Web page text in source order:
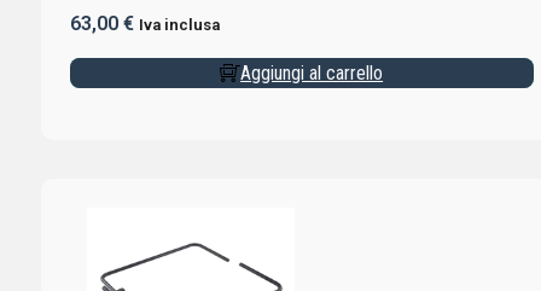
63,00 € Iva inclusa
Aggiungi al carrello